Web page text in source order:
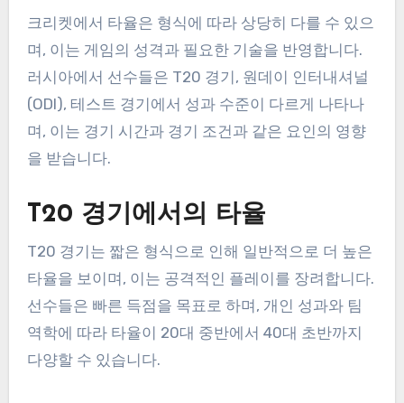
크리켓에서 타율은 형식에 따라 상당히 다를 수 있으
며, 이는 게임의 성격과 필요한 기술을 반영합니다.
러시아에서 선수들은 T20 경기, 원데이 인터내셔널
(ODI), 테스트 경기에서 성과 수준이 다르게 나타나
며, 이는 경기 시간과 경기 조건과 같은 요인의 영향
을 받습니다.
T20 경기에서의 타율
T20 경기는 짧은 형식으로 인해 일반적으로 더 높은
타율을 보이며, 이는 공격적인 플레이를 장려합니다.
선수들은 빠른 득점을 목표로 하며, 개인 성과와 팀
역학에 따라 타율이 20대 중반에서 40대 초반까지
다양할 수 있습니다.